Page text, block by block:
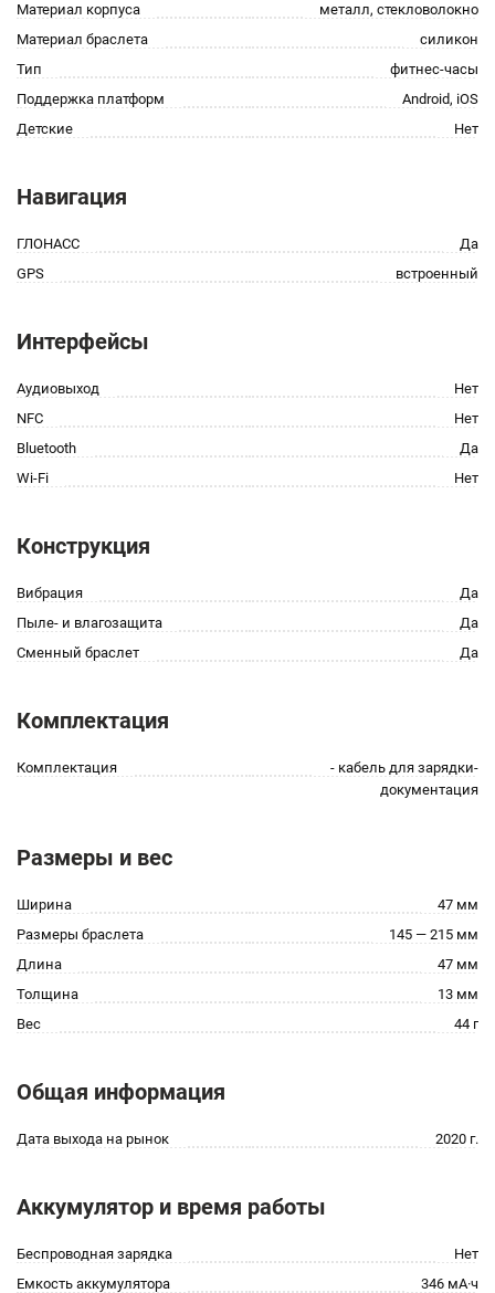
Материал корпуса
металл, стекловолокно
Материал браслета
силикон
Тип
фитнес-часы
Поддержка платформ
Android, iOS
Детские
Нет
Навигация
ГЛОНАСС
Да
GPS
встроенный
Интерфейсы
Аудиовыход
Нет
NFC
Нет
Bluetooth
Да
Wi-Fi
Нет
Конструкция
Вибрация
Да
Пыле- и влагозащита
Да
Сменный браслет
Да
Комплектация
Комплектация
- кабель для зарядки-
документация
Размеры и вес
Ширина
47 мм
Размеры браслета
145 — 215 мм
Длина
47 мм
Толщина
13 мм
Вес
44 г
Общая информация
Дата выхода на рынок 2020 г.
Аккумулятор и время работы
Беспроводная зарядка
Нет
Емкость аккумулятора
346 мА·ч